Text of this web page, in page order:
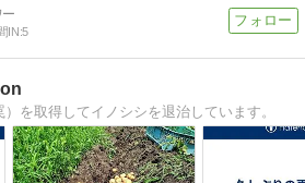
IN:5
を取得してイノシシを退治しています。